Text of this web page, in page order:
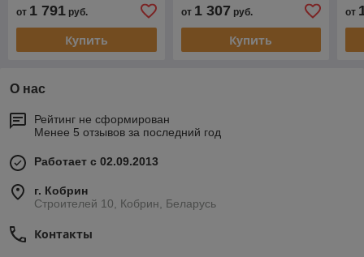
от 1 791 руб.
Купить
от 1 307 руб.
Купить
от
О нас
Рейтинг не сформирован
Менее 5 отзывов за последний год
Работает с 02.09.2013
г. Кобрин
Строителей 10, Кобрин, Беларусь
Контакты